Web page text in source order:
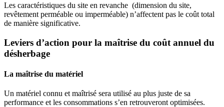
Les caractéristiques du site en revanche (dimension du site,
revêtement perméable ou imperméable) n’affectent pas le coût total
de manière significative.
Leviers d’action pour la maîtrise du coût annuel du
désherbage
La maîtrise du matériel
Un matériel connu et maîtrisé sera utilisé au plus juste de sa
performance et les consommations s’en retrouveront optimisées.